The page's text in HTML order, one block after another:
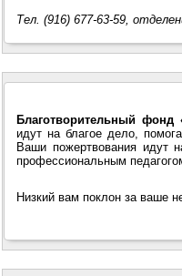
Тел. (916) 677-63-59,
Благотворительный фонд
идут на благое дело,
Ваши пожертвования идут
профессиональным
Низкий вам поклон за ваше